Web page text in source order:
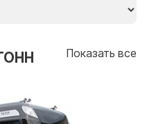
Показать все